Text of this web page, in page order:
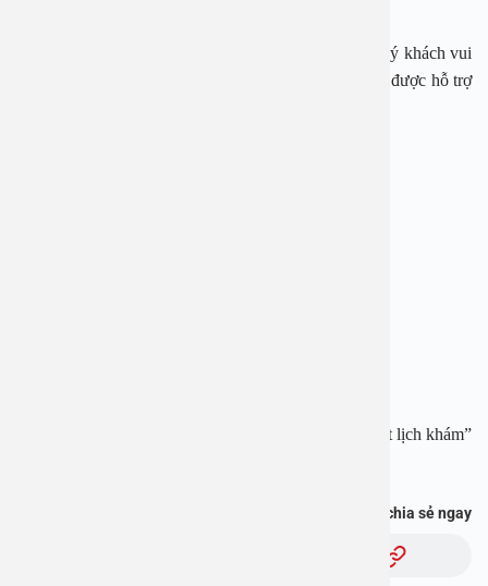
Ngay bây giờ, nếu cần tư vấn, đặt lịch thăm khám, quý khách vui
để được hỗ trợ
Tải APP Bệnh viện An Việt để “Tra cứu kết quả – Đặt lịch khám”
Bạn thấy thông tin này hữu ích, chia sẻ ngay